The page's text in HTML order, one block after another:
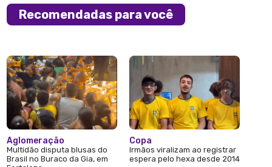
Recomendadas para você
Aglomeração
Multidão disputa blusas do
Brasil no Buraco da Gia, em
Copa
Irmãos viralizam ao registrar
espera pelo hexa desde 2014